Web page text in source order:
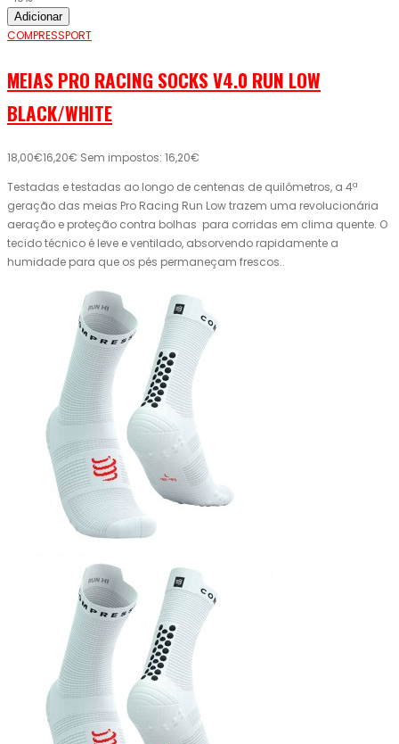
Adicionar
COMPRESSPORT
MEIAS PRO RACING SOCKS V4.0 RUN LOW
BLACK/WHITE
18,00€16,20€ Sem impostos: 16,20€
Testadas e testadas ao longo de centenas de quilômetros, a 4ª
geração das meias Pro Racing Run Low trazem uma revolucionária
aeração e proteção contra bolhas para corridas em clima quente. O
tecido técnico é leve e ventilado, absorvendo rapidamente a
humidade para que os pés permaneçam frescos..